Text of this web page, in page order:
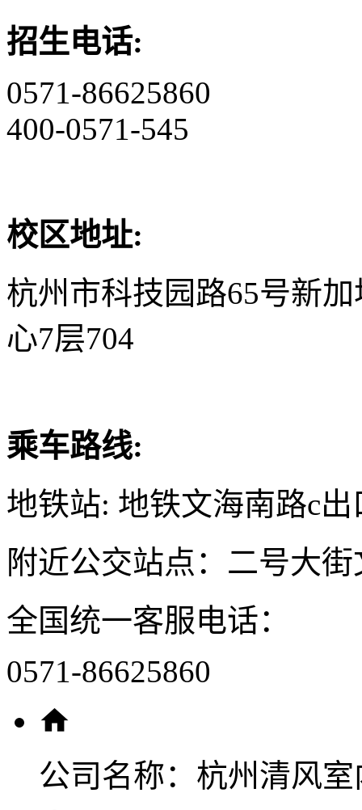
招生电话:
0571-86625860
400-0571-545
校区地址:
杭州市科技园路65号新
心7层704
乘车路线:
地铁站: 地铁文海南路c出
附近公交站点：二号大
全国统一客服电话：
0571-86625860
公司名称： 杭州清风